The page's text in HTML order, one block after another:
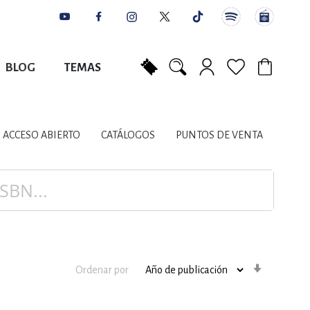
BLOG TEMAS
LITERARIOS
PLANIFICACIÓN
ACCESO ABIERTO CATÁLOGOS PUNTOS DE VENTA
Ordenar por